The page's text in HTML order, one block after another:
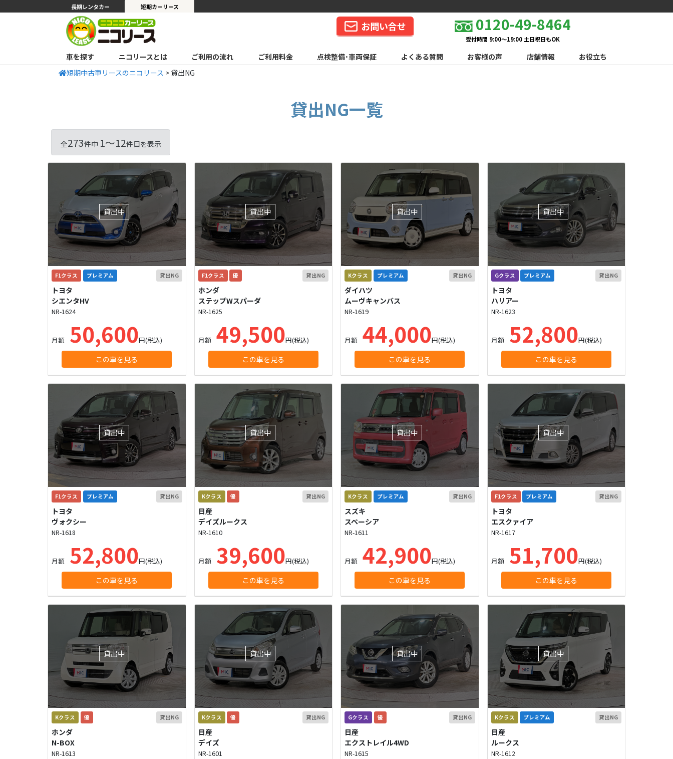
長期レンタカー 短期カーリース
お問い合せ 0120-49-8464
受付時間 9:00～19:00 土日祝日もOK
車を探す ニコリースとは ご利用の流れ ご利用料金 点検整備･車両保証 よくある質問 お客様の声 店舗情報
お役立ち
短期中古車リースのニコリース > 貸出NG
貸出NG一覧
全273件中 1〜12件目を表示
貸出中
F1クラス プレミアム 貸出NG
トヨタ
シエンタHV
NR-1624
月額 50,600円(税込)
この車を見る
貸出中
F1クラス 優 貸出NG
ホンダ
ステップWスパーダ
NR-1625
月額49,500円(税込)
この車を見る
貸出中
Kクラス プレミアム 貸出NG
ダイハツ
ムーヴキャンバス
NR-1619
月額 44,000円(税込)
この車を見る
貸出中
Gクラス プレミアム 貸出NG
トヨタ
ハリアー
NR-1623
月額52,800円(税込)
この車を見る
貸出中
F1クラス プレミアム 貸出NG
トヨタ
ヴォクシー
NR-1618
月額 52,800円(税込)
この車を見る
貸出中
Kクラス 優 貸出NG
日産
デイズルークス
NR-1610
月額39,600円(税込)
この車を見る
貸出中
Kクラス プレミアム 貸出NG
スズキ
スペーシア
NR-1611
月額 42,900円(税込)
この車を見る
貸出中
F1クラス プレミアム 貸出NG
トヨタ
エスクァイア
NR-1617
月額51,700円(税込)
この車を見る
貸出中
Kクラス 優 貸出NG
ホンダ
N-BOX
NR-1613
貸出中
Kクラス 優 貸出NG
日産
デイズ
NR-1601
貸出中
Gクラス 優 貸出NG
日産
エクストレイル4WD
NR-1615
貸出中
Kクラス プレミアム 貸出NG
日産
ルークス
NR-1612